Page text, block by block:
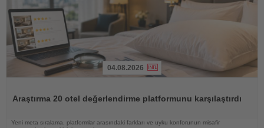
04.08.2026
Araştırma 20 otel değerlendirme platformunu karşılaştırdı
Yeni meta sıralama, platformlar arasındaki farkları ve uyku konforunun misafir